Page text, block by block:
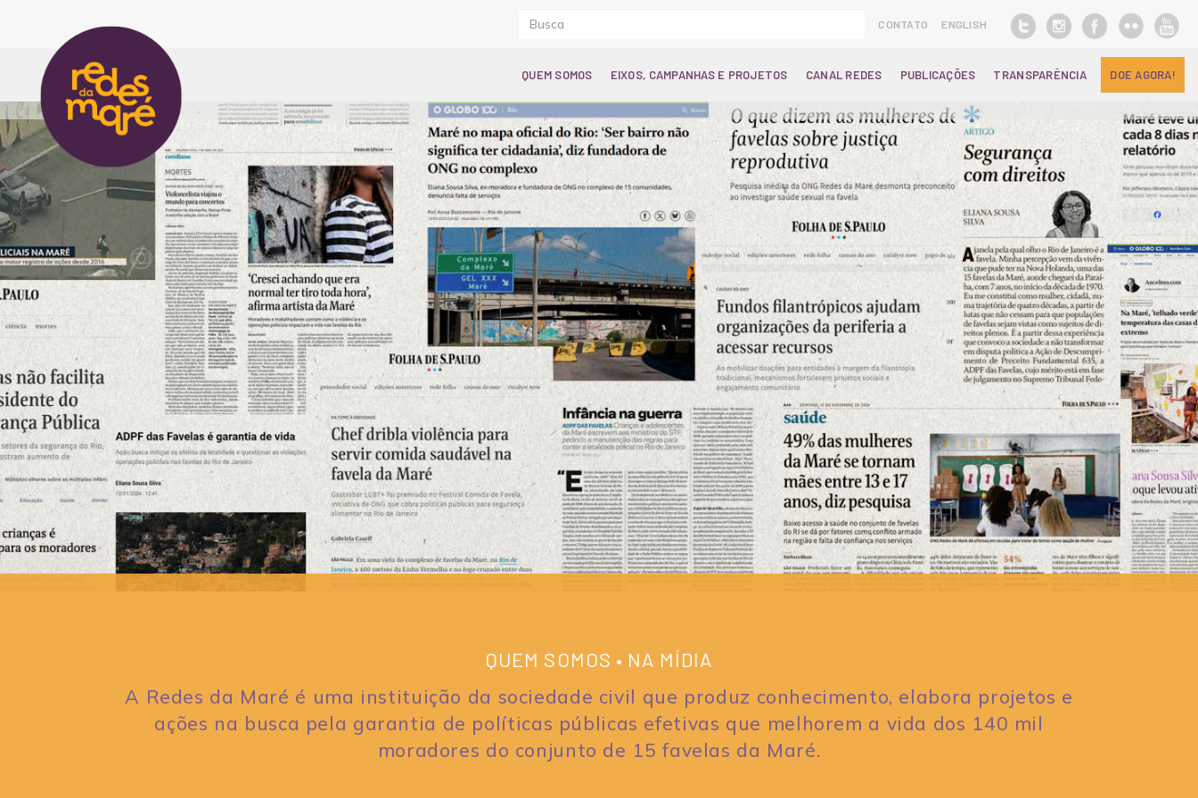
CONTATO ENGLISH
QUEM SOMOS EIXOS, CAMPANHAS E PROJETOS CANAL REDES PUBLICAÇÕES TRANSPARÊNCIA DOE AGORA!
QUEM SOMOS • NA MÍDIA
A Redes da Maré é uma instituição da sociedade civil que produz conhecimento, elabora projetos e
ações na busca pela garantia de políticas públicas efetivas que melhorem a vida dos 140 mil
moradores do conjunto de 15 favelas da Maré.